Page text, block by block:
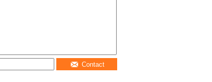
Contact